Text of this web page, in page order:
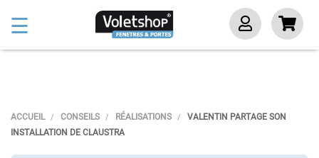
Basculer
la
☰
ACCUEIL CONSEILS RÉALISATIONS
VALENTIN PARTAGE SON
INSTALLATION DE CLAUSTRA